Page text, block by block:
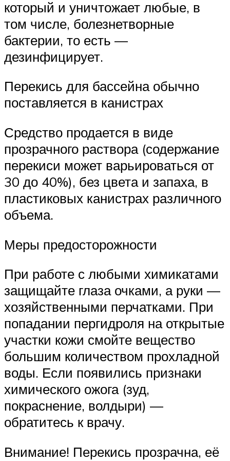
который и уничтожает любые, в
том числе, болезнетворные
бактерии, то есть —
дезинфицирует.
Перекись для бассейна обычно
поставляется в канистрах
Средство продается в виде
прозрачного раствора (содержание
перекиси может варьироваться от
30 до 40%), без цвета и запаха, в
пластиковых канистрах различного
объема.
Меры предосторожности
При работе с любыми химикатами
защищайте глаза очками, а руки —
хозяйственными перчатками. При
попадании пергидроля на открытые
участки кожи смойте вещество
большим количеством прохладной
воды. Если появились признаки
химического ожога (зуд,
покраснение, волдыри) —
обратитесь к врачу.
Внимание! Перекись прозрачна, её